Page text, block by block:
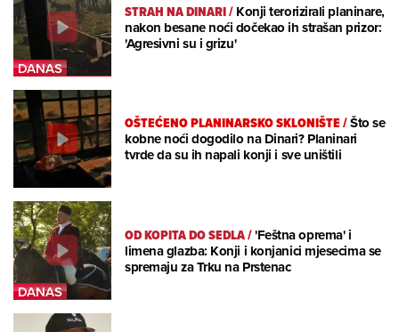
STRAH NA DINARI/Konji terorizirali planinare,
nakon besane noći dočekao ih strašan prizor:
'Agresivni su i grizu'
OŠTEĆENO PLANINARSKO SKLONIŠTE/Što se
kobne noći dogodilo na Dinari? Planinari
tvrde da su ih napali konji i sve uništili
OD KOPITA DO SEDLA/'Feštna oprema' i
limena glazba: Konji i konjanici mjesecima se
spremaju za Trku na Prstenac